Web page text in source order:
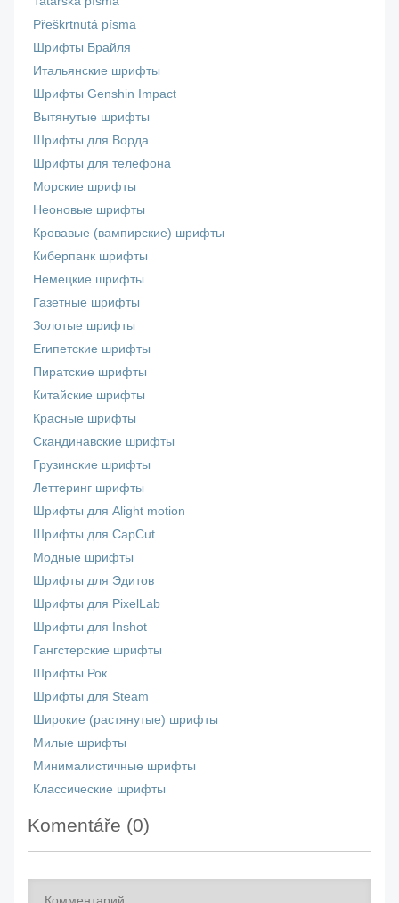
Přeškrtnutá písma
Шрифты Брайля
Итальянские шрифты
Шрифты Genshin Impact
Вытянутые шрифты
Шрифты для Ворда
Шрифты для телефона
Морские шрифты
Неоновые шрифты
Кровавые (вампирские) шрифты
Киберпанк шрифты
Немецкие шрифты
Газетные шрифты
Золотые шрифты
Египетские шрифты
Пиратские шрифты
Китайские шрифты
Красные шрифты
Скандинавские шрифты
Грузинские шрифты
Леттеринг шрифты
Шрифты для Alight motion
Шрифты для CapCut
Модные шрифты
Шрифты для Эдитов
Шрифты для PixelLab
Шрифты для Inshot
Гангстерские шрифты
Шрифты Рок
Шрифты для Steam
Широкие (растянутые) шрифты
Милые шрифты
Минималистичные шрифты
Классические шрифты
Komentáře (0)